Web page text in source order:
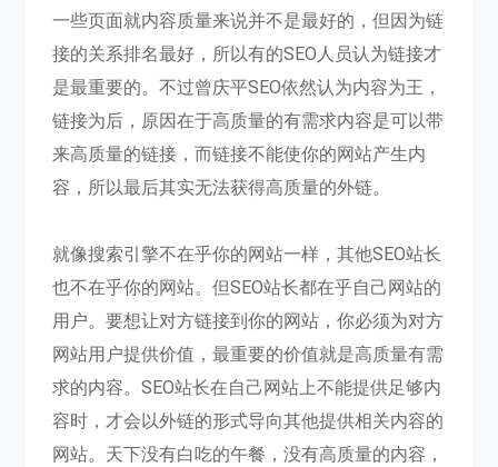
一些页面就内容质量来说并不是最好的，但因为链
接的关系排名最好，所以有的SEO人员认为链接才
是最重要的。不过曾庆平SEO依然认为内容为王，
链接为后，原因在于高质量的有需求内容是可以带
来高质量的链接，而链接不能使你的网站产生内
容，所以最后其实无法获得高质量的外链。
就像搜索引擎不在乎你的网站一样，其他SEO站长
也不在乎你的网站。但SEO站长都在乎自己网站的
用户。要想让对方链接到你的网站，你必须为对方
网站用户提供价值，最重要的价值就是高质量有需
求的内容。SEO站长在自己网站上不能提供足够内
容时，才会以外链的形式导向其他提供相关内容的
网站。天下没有白吃的午餐，没有高质量的内容，